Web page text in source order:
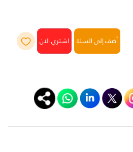
أضف إلى السلة